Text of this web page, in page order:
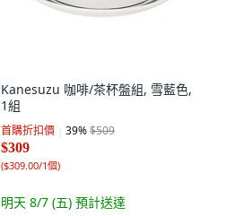
Kanesuzu 咖啡/茶杯盤組, 雪藍色,
1組
首購折扣價 39%$509
$309
($309.00/1個)
明天 8/7 (五) 預計送達